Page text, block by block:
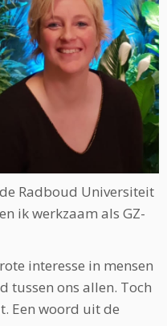
Radboud Universiteit
ik werkzaam als GZ-
interesse in mensen
tussen ons allen. Toch
Een woord uit de